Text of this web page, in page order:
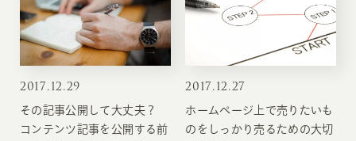
2017.12.29
その記事公開して大丈夫？
コンテンツ記事を公開する前
2017.12.27
ホームページ上で売りたいも
のをしっかり売るための大切